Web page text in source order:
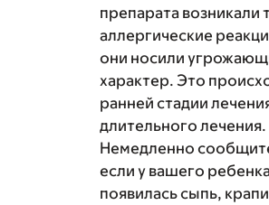
препарата возникали
аллергические
они носили
характер. Это
ранней стадии
длительного лечения.
Немедленно
если у вашего
появилась сыпь,